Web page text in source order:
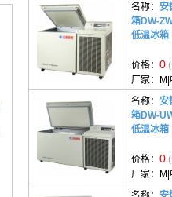
名称： 安
箱DW-
低温冰箱
价格： 0
厂家： M|
名称： 安
箱DW-
低温冰箱
价格： 0
厂家： M|